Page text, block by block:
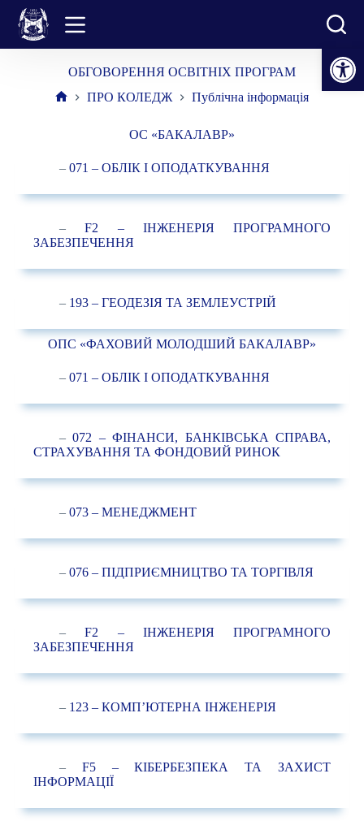
Відкрити Панель інструментів
Перейти
вмісту
ОБГОВОРЕННЯ ОСВІТНІХ ПРОГРАМ
ПРО КОЛЕДЖ Публічна інформація
ОС «БАКАЛАВР»
– 071 – ОБЛІК І ОПОДАТКУВАННЯ
–F2 – ІНЖЕНЕРІЯ ПРОГРАМНОГО
ЗАБЕЗПЕЧЕННЯ
– 193 – ГЕОДЕЗІЯ ТА ЗЕМЛЕУСТРІЙ
ОПС «ФАХОВИЙ МОЛОДШИЙ БАКАЛАВР»
– 071 – ОБЛІК І ОПОДАТКУВАННЯ
–072 – ФІНАНСИ, БАНКІВСЬКА СПРАВА,
СТРАХУВАННЯ ТА ФОНДОВИЙ РИНОК
– 073 – МЕНЕДЖМЕНТ
– 076 – ПІДПРИЄМНИЦТВО ТА ТОРГІВЛЯ
–F2 – ІНЖЕНЕРІЯ ПРОГРАМНОГО
ЗАБЕЗПЕЧЕННЯ
– 123 – КОМП’ЮТЕРНА ІНЖЕНЕРІЯ
– F5 – КІБЕРБЕЗПЕКА ТА ЗАХИСТ
ІНФОРМАЦІЇ